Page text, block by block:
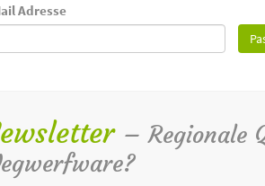
Adresse
– Regionale